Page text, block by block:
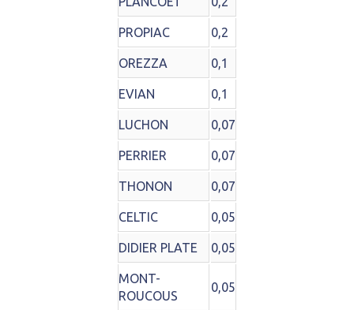
PROPIAC 0,2
OREZZA 0,1
EVIAN 0,1
LUCHON 0,07
PERRIER 0,07
THONON 0,07
CELTIC 0,05
DIDIER PLATE 0,05
MONT-
ROUCOUS
0,05